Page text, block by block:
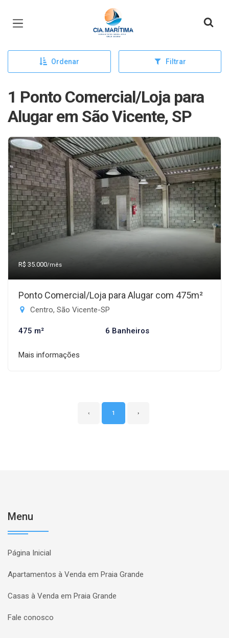
Página inicial
Ordenar Filtrar
1 Ponto Comercial/Loja para
Alugar em São Vicente, SP
R$ 35.000/mês
Ponto Comercial/Loja para Alugar com 475m²
Centro, São Vicente-SP
475 m² 6 Banheiros
Mais informações
‹ 1 ›
Menu
Página Inicial
Apartamentos à Venda em Praia Grande
Casas à Venda em Praia Grande
Fale conosco